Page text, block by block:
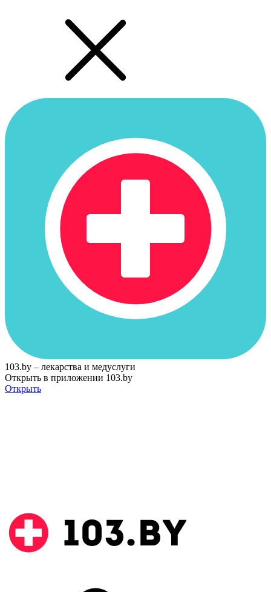
103.by – лекарства и медуслуги
Открыть в приложении 103.by
Открыть